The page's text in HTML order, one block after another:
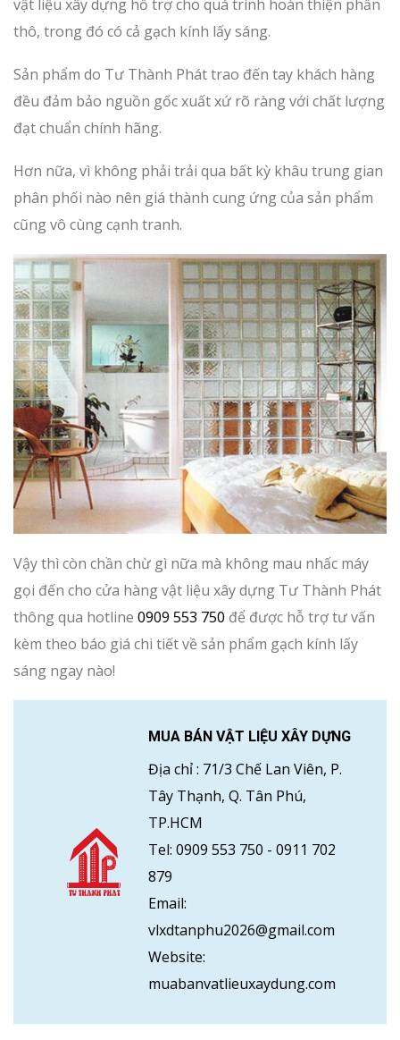
vật liệu xây dựng hỗ trợ cho quá trình hoàn thiện phần
thô, trong đó có cả gạch kính lấy sáng.
Sản phẩm do Tư Thành Phát trao đến tay khách hàng
đều đảm bảo nguồn gốc xuất xứ rõ ràng với chất lượng
đạt chuẩn chính hãng.
Hơn nữa, vì không phải trải qua bất kỳ khâu trung gian
phân phối nào nên giá thành cung ứng của sản phẩm
cũng vô cùng cạnh tranh.
Vậy thì còn chần chừ gì nữa mà không mau nhấc máy
gọi đến cho cửa hàng vật liệu xây dựng Tư Thành Phát
thông qua hotline 0909 553 750 để được hỗ trợ tư vấn
kèm theo báo giá chi tiết về sản phẩm gạch kính lấy
sáng ngay nào!
MUA BÁN VẬT LIỆU XÂY DỰNG
Địa chỉ : 71/3 Chế Lan Viên, P.
Tây Thạnh, Q. Tân Phú,
TP.HCM
Tel: 0909 553 750 - 0911 702
879
Email:
vlxdtanphu2026@gmail.com
Website:
muabanvatlieuxaydung.com